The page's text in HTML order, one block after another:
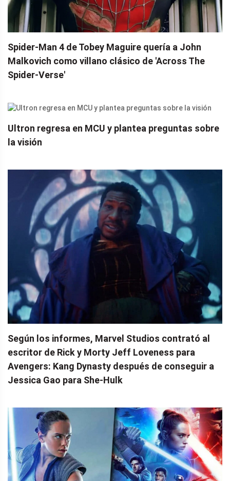
Spider-Man 4 de Tobey Maguire quería a John
Malkovich como villano clásico de 'Across The
Spider-Verse'
Ultron regresa en MCU y plantea preguntas sobre
la visión
Según los informes, Marvel Studios contrató al
escritor de Rick y Morty Jeff Loveness para
Avengers: Kang Dynasty después de conseguir a
Jessica Gao para She-Hulk